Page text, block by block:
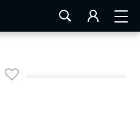
LA ROCHELLE